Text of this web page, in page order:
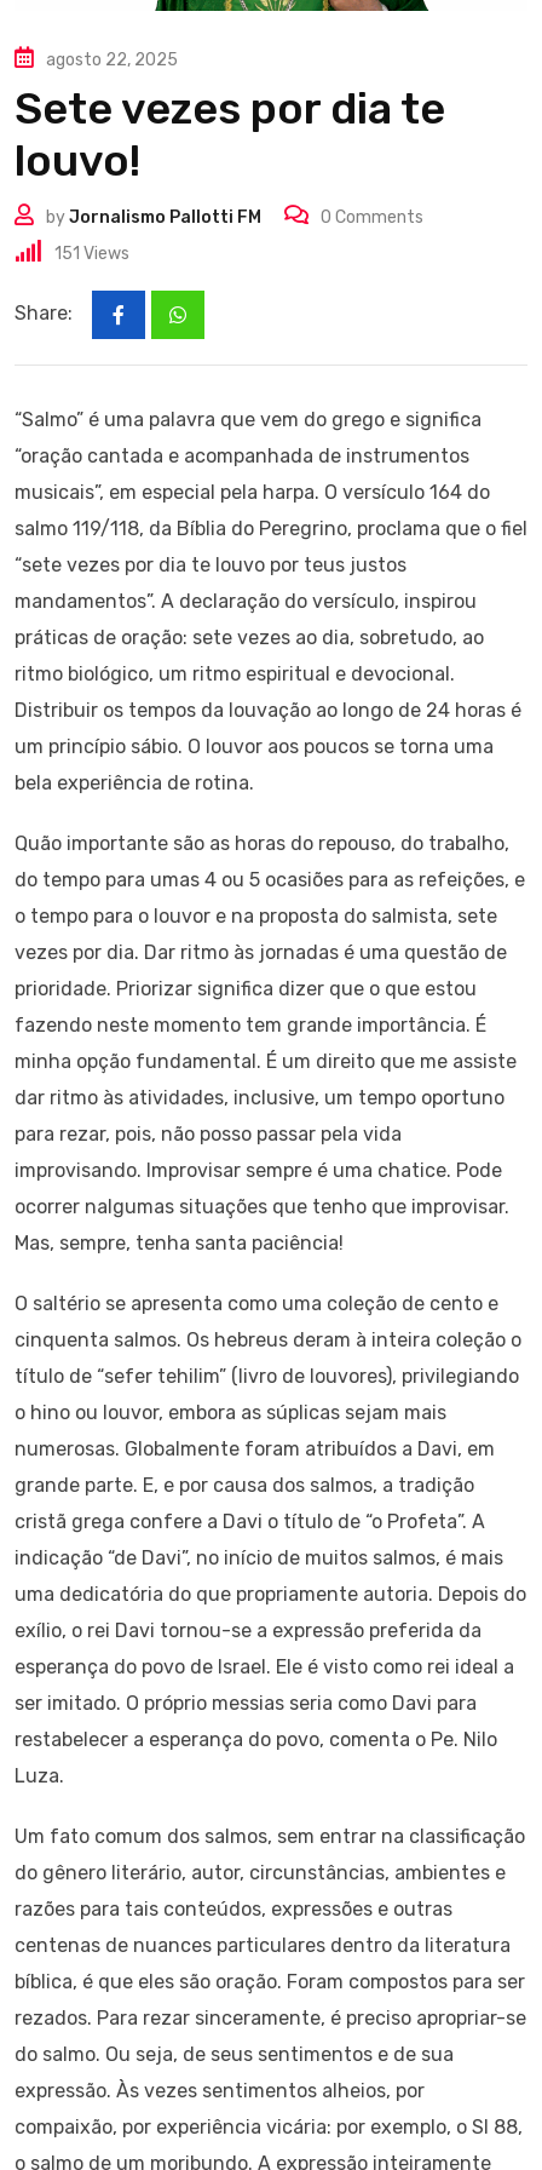
agosto 22, 2025
Sete vezes por dia te
louvo!
byJornalismo Pallotti FM 0 Comments
151 Views
Share:
“Salmo” é uma palavra que vem do grego e significa
“oração cantada e acompanhada de instrumentos
musicais”, em especial pela harpa. O versículo 164 do
salmo 119/118, da Bíblia do Peregrino, proclama que o fiel
“sete vezes por dia te louvo por teus justos
mandamentos”. A declaração do versículo, inspirou
práticas de oração: sete vezes ao dia, sobretudo, ao
ritmo biológico, um ritmo espiritual e devocional.
Distribuir os tempos da louvação ao longo de 24 horas é
um princípio sábio. O louvor aos poucos se torna uma
bela experiência de rotina.
Quão importante são as horas do repouso, do trabalho,
do tempo para umas 4 ou 5 ocasiões para as refeições, e
o tempo para o louvor e na proposta do salmista, sete
vezes por dia. Dar ritmo às jornadas é uma questão de
prioridade. Priorizar significa dizer que o que estou
fazendo neste momento tem grande importância. É
minha opção fundamental. É um direito que me assiste
dar ritmo às atividades, inclusive, um tempo oportuno
para rezar, pois, não posso passar pela vida
improvisando. Improvisar sempre é uma chatice. Pode
ocorrer nalgumas situações que tenho que improvisar.
Mas, sempre, tenha santa paciência!
O saltério se apresenta como uma coleção de cento e
cinquenta salmos. Os hebreus deram à inteira coleção o
título de “sefer tehilim” (livro de louvores), privilegiando
o hino ou louvor, embora as súplicas sejam mais
numerosas. Globalmente foram atribuídos a Davi, em
grande parte. E, e por causa dos salmos, a tradição
cristã grega confere a Davi o título de “o Profeta”. A
indicação “de Davi”, no início de muitos salmos, é mais
uma dedicatória do que propriamente autoria. Depois do
exílio, o rei Davi tornou-se a expressão preferida da
esperança do povo de Israel. Ele é visto como rei ideal a
ser imitado. O próprio messias seria como Davi para
restabelecer a esperança do povo, comenta o Pe. Nilo
Luza.
Um fato comum dos salmos, sem entrar na classificação
do gênero literário, autor, circunstâncias, ambientes e
razões para tais conteúdos, expressões e outras
centenas de nuances particulares dentro da literatura
bíblica, é que eles são oração. Foram compostos para ser
rezados. Para rezar sinceramente, é preciso apropriar-se
do salmo. Ou seja, de seus sentimentos e de sua
expressão. Às vezes sentimentos alheios, por
compaixão, por experiência vicária: por exemplo, o Sl 88,
o salmo de um moribundo. A expressão inteiramente